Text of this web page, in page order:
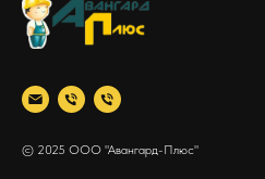
© 2025 ООО "Авангард-Плюс"